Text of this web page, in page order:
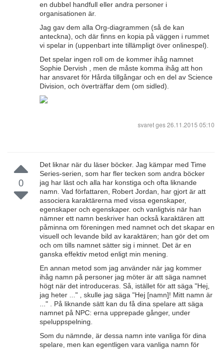
en dubbel handfull eller andra personer i
organisationen är.
Jag gav dem alla Org-diagrammen (så de kan
anteckna), och där finns en kopia på väggen i rummet
vi spelar in (uppenbart inte tillämpligt över onlinespel).
Det spelar ingen roll om de kommer ihåg namnet
Sophie Dervish , men de måste komma ihåg att hon
har ansvaret för Hårda tillgångar och en del av Science
Division, och överträffar dem (om sidled).
svaret ges26.11.2015 05:10
0
Det liknar när du läser böcker. Jag kämpar med Time
Series-serien, som har fler tecken som andra böcker
jag har läst och alla har konstiga och ofta liknande
namn. Vad författaren, Robert Jordan, har gjort är att
associera karaktärerna med vissa egenskaper,
egenskaper och egenskaper. och vanligtvis när han
nämner ett namn beskriver han också karaktären att
påminna om föreningen med namnet och det skapar en
visuell och levande bild av karaktären; han gör det om
och om tills namnet sätter sig i minnet. Det är en
ganska effektiv metod enligt min mening.
En annan metod som jag använder när jag kommer
ihåg namn på personer jag möter är att säga namnet
högt när det introduceras. Så, istället för att säga "Hej,
jag heter ..." , skulle jag säga "Hej [namn]! Mitt namn är
..." . På liknande sätt kan du få dina spelare att säga
namnet på NPC: erna upprepade gånger, under
speluppspelning.
Som du nämnde, är dessa namn inte vanliga för dina
spelare, men kan egentligen vara vanliga namn för